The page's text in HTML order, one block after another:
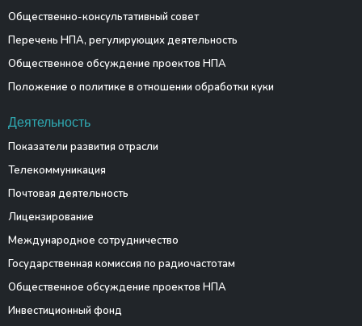
Общественно-консультативный совет
Перечень НПА, регулирующих деятельность
Общественное обсуждение проектов НПА
Положение о политике в отношении обработки куки
Деятельность
Показатели развития отрасли
Телекоммуникация
Почтовая деятельность
Лицензирование
Международное сотрудничество
Государственная комиссия по радиочастотам
Общественное обсуждение проектов НПА
Инвестиционный фонд